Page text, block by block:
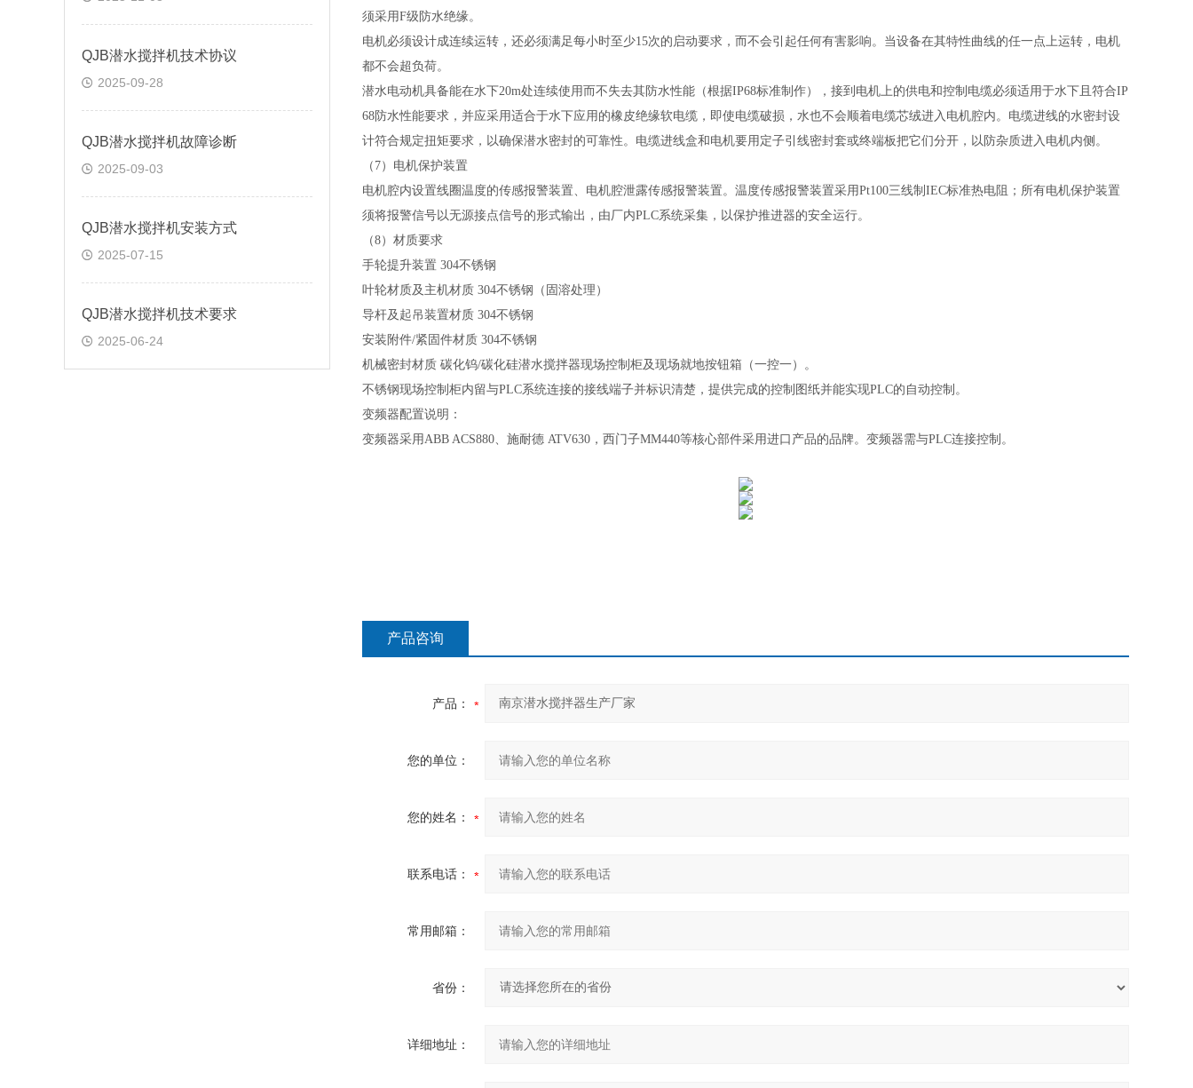
QJB潜水搅拌机技术协议
2025-09-28
QJB潜水搅拌机故障诊断
2025-09-03
QJB潜水搅拌机安装方式
2025-07-15
QJB潜水搅拌机技术要求
2025-06-24
须采用F级防水绝缘。
电机必须设计成连续运转，还必须满足每小时至少15次的启动要求，而不会引起任何有害影响。当设备在其特性曲线的任一点上运转，电机
都不会超负荷。
潜水电动机具备能在水下20m处连续使用而不失去其防水性能（根据IP68标准制作），接到电机上的供电和控制电缆必须适用于水下且符合IP
68防水性能要求，并应采用适合于水下应用的橡皮绝缘软电缆，即使电缆破损，水也不会顺着电缆芯绒进入电机腔内。电缆进线的水密封设
计符合规定扭矩要求，以确保潜水密封的可靠性。电缆进线盒和电机要用定子引线密封套或终端板把它们分开，以防杂质进入电机内侧。
（ 7）电机保护装置
电机腔内设置线圈温度的传感报警装置、电机腔泄露传感报警装置。温度传感报警装置采用Pt100三线制IEC标准热电阻；所有电机保护装置
须将报警信号以无源接点信号的形式输出，由厂内PLC系统采集，以保护推进器的安全运行。
（8）材质要求
手轮提升装置 304不锈钢
叶轮材质及主机材质 304不锈钢 （ 固溶处理 ）
导杆及起吊装置材质 304不锈钢
安装附件/紧固件材质 304不锈钢
机械密封材质 碳化钨/碳化硅潜水搅拌器现场控制柜及现场就地按钮箱（一控一）。
不锈钢现场控制柜内留与PLC系统连接的接线端子并标识清楚，提供完成的控制图纸并能实现PLC的自动控制。
变频器配置说明 ：
变频器采用ABB ACS880、施耐德 ATV630 ，西门子MM440等核心部件采用进口产品的品牌。变频器需与PLC连接控制。
产品咨询
产品：
您的单位：
您的姓名：
联系电话：
常用邮箱：
省份：
详细地址：